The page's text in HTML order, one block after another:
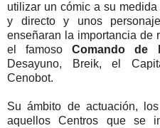
utilizar un cómic a su
y directo y unos
enseñaran la importancia de
el famosoComando de
Desayuno, Breik, el
Cenobot.
Su ámbito de actuación,
aquellos Centros que se